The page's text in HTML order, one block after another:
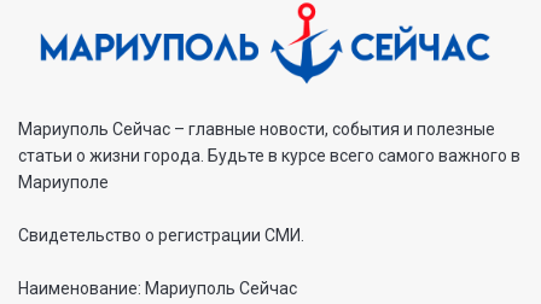
Мариуполь Сейчас – главные новости, события и полезные
статьи о жизни города. Будьте в курсе всего самого важного в
Мариуполе
Свидетельство о регистрации СМИ.
Наименование: Мариуполь Сейчас